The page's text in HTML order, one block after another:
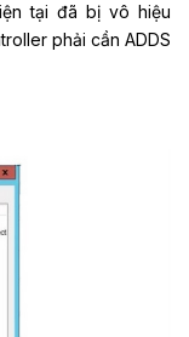
tại đã bị vô hiệu
phải cần ADDS